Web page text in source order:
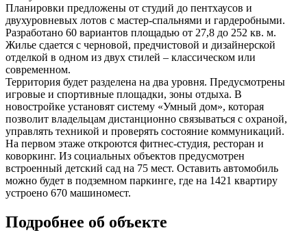
Планировки предложены от студий до пентхаусов и
двухуровневых лотов с мастер-спальнями и гардеробными.
Разработано 60 вариантов площадью от 27,8 до 252 кв. м.
Жилье сдается с черновой, предчистовой и дизайнерской
отделкой в одном из двух стилей ‒ классическом или
современном.
Территория будет разделена на два уровня. Предусмотрены
игровые и спортивные площадки, зоны отдыха. В
новостройке установят систему «Умный дом», которая
позволит владельцам дистанционно связываться с охраной,
управлять техникой и проверять состояние коммуникаций.
На первом этаже откроются фитнес-студия, ресторан и
коворкинг. Из социальных объектов предусмотрен
встроенный детский сад на 75 мест. Оставить автомобиль
можно будет в подземном паркинге, где на 1421 квартиру
устроено 670 машиномест.
Подробнее об объекте